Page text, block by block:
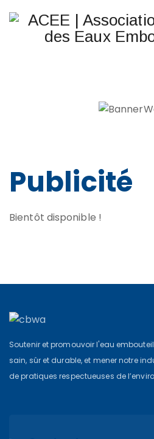
Publicité
Bientôt disponible !
Soutenir et promouvoir l'eau
sain, sûr et durable, et mener notre
de pratiques respectueuses de